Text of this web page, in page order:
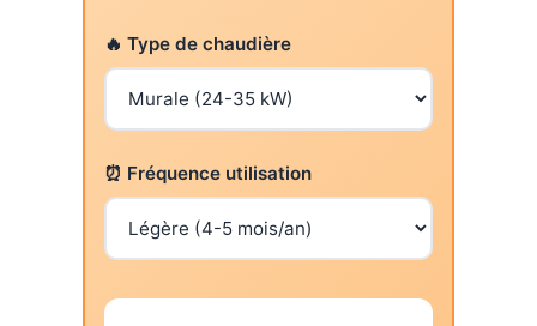
🔥 Type de chaudière
⏰ Fréquence utilisation